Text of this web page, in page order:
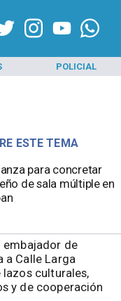
POLICIAL
para concretar
de sala múltiple en
embajador de
a Calle Larga
culturales,
y de cooperación
ESTE TEMA